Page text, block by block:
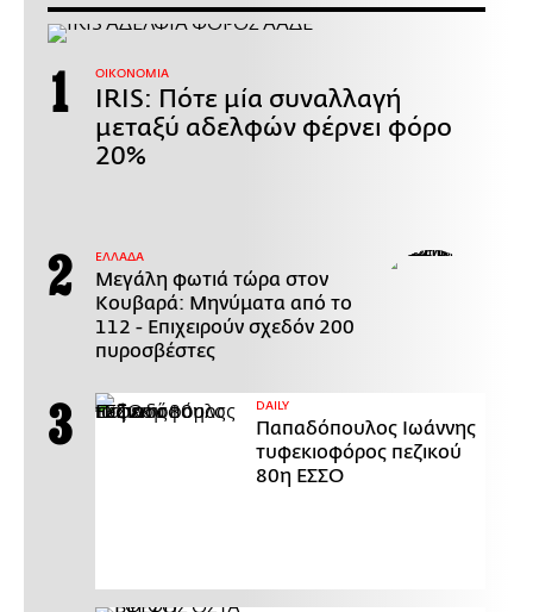
ΟΙΚΟΝΟΜΙΑ
IRIS: Πότε μία συναλλαγή
μεταξύ αδελφών φέρνει φόρο
20%
ΕΛΛΑΔΑ
Μεγάλη φωτιά τώρα στον
Κουβαρά: Μηνύματα από το
112 - Επιχειρούν σχεδόν 200
πυροσβέστες
DAILY
Παπαδόπουλος Ιωάννης
τυφεκιοφόρος πεζικού
80η ΕΣΣΟ